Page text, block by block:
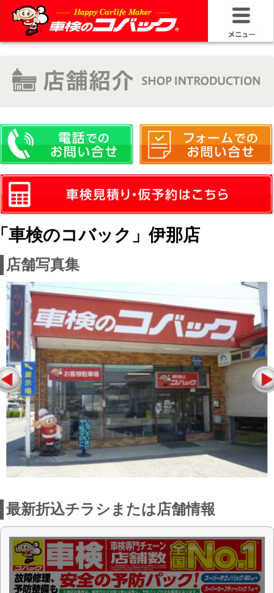
HOME
お問い合わ
車検サービ
安さの構造
20年50万キ
車検のコバック」伊那店
店舗写真集
最新折込チラシまたは店舗情報